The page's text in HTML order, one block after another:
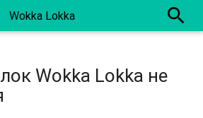
Wokka Lokka search
Wokka Lokka не